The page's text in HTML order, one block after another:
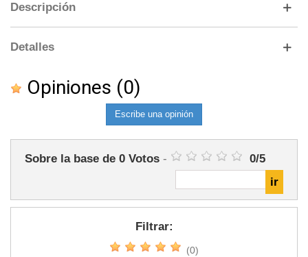
Descripción
Detalles
Opiniones (0)
Escribe una opinión
Sobre la base de 0 Votos - 0/5
Filtrar:
(0)